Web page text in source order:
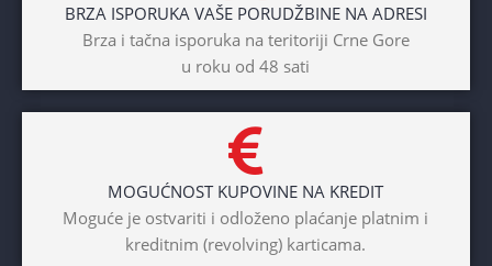
Unisex
BICIKLI-TIP RAMA
Prednji amotrizer
BRZA ISPORUKA VAŠE PORUDŽBINE NA ADRESI
Brza i tačna isporuka na teritoriji Crne Gore
u roku od 48 sati
MOGUĆNOST KUPOVINE NA KREDIT
Moguće je ostvariti i odloženo plaćanje platnim i
kreditnim (revolving) karticama.